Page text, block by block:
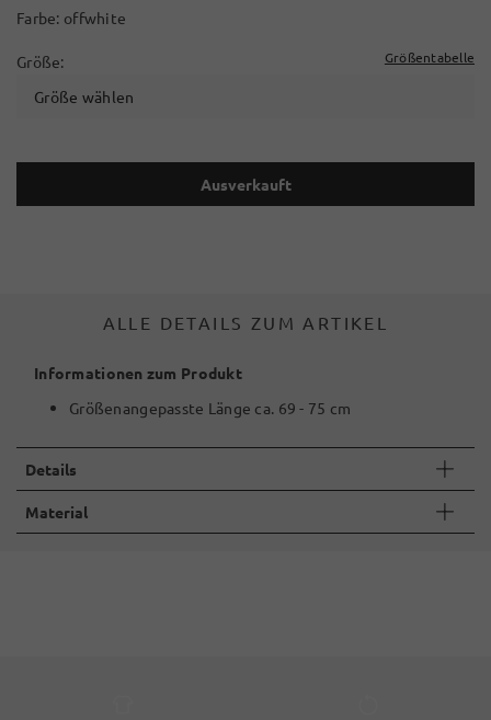
Farbe: offwhite
Größe: Größentabelle
Größe wählen
Ausverkauft
ALLE DETAILS ZUM ARTIKEL
Informationen zum Produkt
Größenangepasste Länge ca. 69 - 75 cm
Details
Material